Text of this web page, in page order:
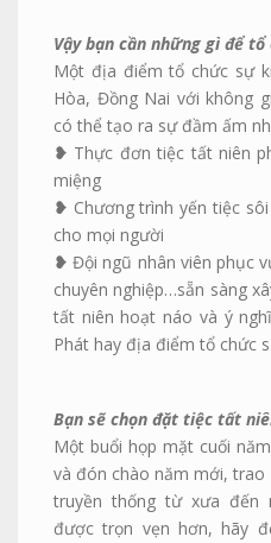
Vậy bạn cần những gì để
Một địa điểm tổ chức sự
Hòa, Đồng Nai với không
có thể tạo ra sự đầm ấm
❥ Thực đơn tiệc tất niên
miệng
❥ Chương trình yến tiệc
cho mọi người
❥ Đội ngũ nhân viên phục
chuyên nghiệp…sẵn sàng
tất niên hoạt náo và ý
Phát hay địa điểm tổ chức
Bạn sẽ chọn đặt tiệc tất
Một buổi họp mặt cuối
và đón chào năm mới,
truyền thống từ xưa đến
được trọn vẹn hơn, hãy